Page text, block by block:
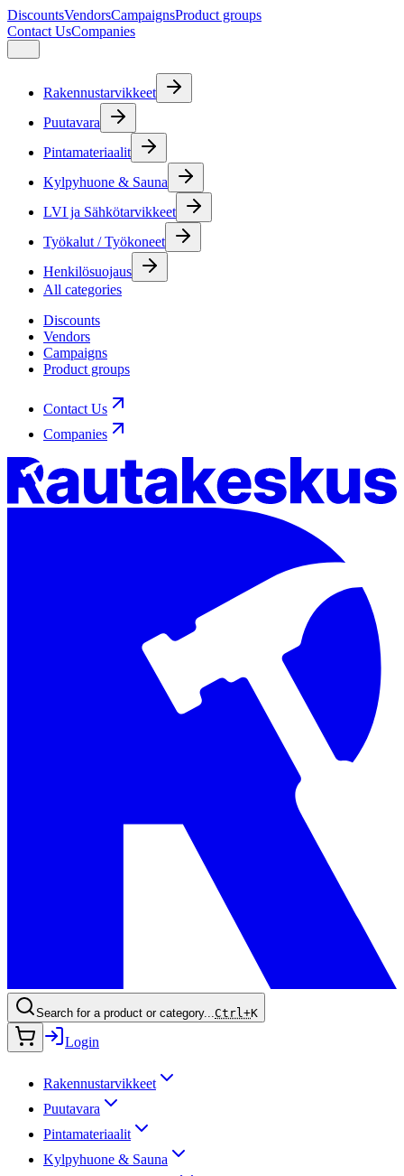
DiscountsVendorsCampaignsProduct groups
Contact UsCompanies
Rakennustarvikkeet
Puutavara
Pintamateriaalit
Kylpyhuone & Sauna
LVI ja Sähkötarvikkeet
Työkalut / Työkoneet
Henkilösuojaus
All categories
Discounts
Vendors
Campaigns
Product groups
Contact Us
Companies
Search for a product or category...Ctrl+K
Login
Rakennustarvikkeet
Puutavara
Pintamateriaalit
Kylpyhuone & Sauna